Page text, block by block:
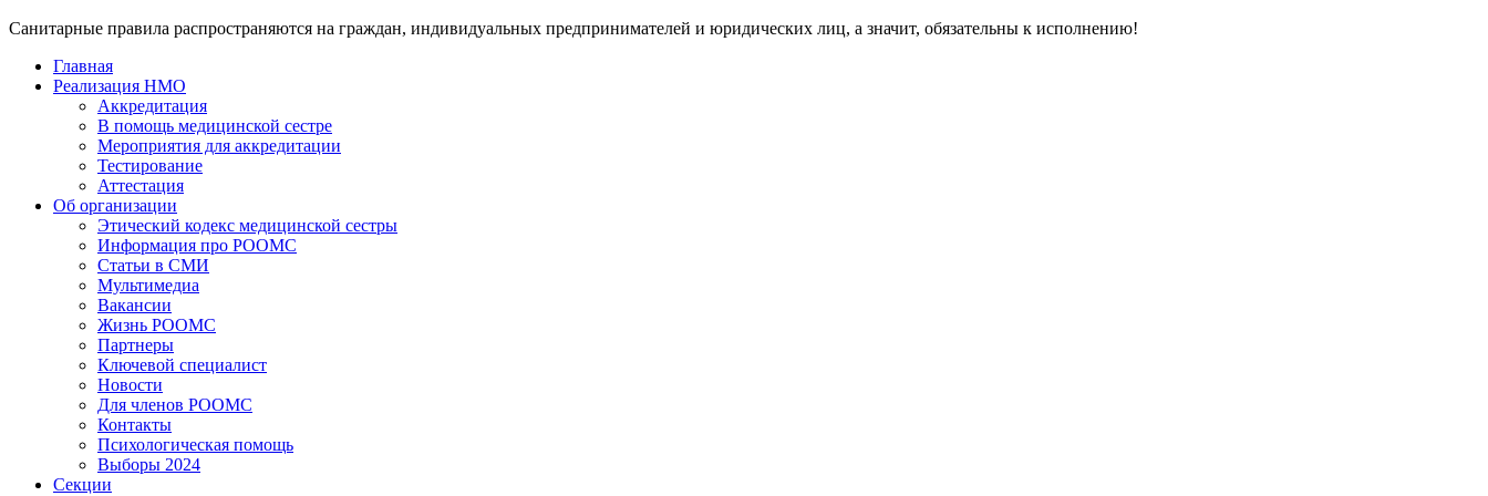
Санитарные правила распространяются на граждан, индивидуальных предпринимателей и юридических лиц, а значит, обязательны к исполнению!
Главная
Реализация НМО
Аккредитация
В помощь медицинской сестре
Мероприятия для аккредитации
Тестирование
Аттестация
Об организации
Этический кодекс медицинской сестры
Информация про РООМС
Статьи в СМИ
Мультимедиа
Вакансии
Жизнь РООМС
Партнеры
Ключевой специалист
Новости
Для членов РООМС
Контакты
Психологическая помощь
Выборы 2024
Секции